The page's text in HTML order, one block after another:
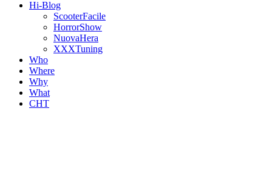
Hi-Blog
ScooterFacile
HorrorShow
NuovaHera
XXXTuning
Who
Where
Why
What
CHT